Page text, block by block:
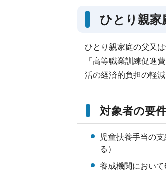
ひとり親家
ひとり親家庭の父又
「高等職業訓練促進
活の経済的負担の軽
対象者の要
児童扶養手当の
る）
養成機関におい